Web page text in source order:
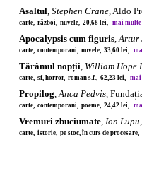
Asaltul, Stephen Crane, Aldo
carte, război, nuvele, 20,68 lei, mai multe
Apocalypsis cum figuris,Artur
carte, contemporani, nuvele, 33,60 lei,
Tărâmul nopții, William Hope
carte, sf, horror, roman s.f., 62,23 lei, mai
Propilog,Anca Pedvis,
carte, contemporani, poeme, 24,42 lei,
Vremuri zbuciumate, Ion Lupu
carte, istorie, pe stoc, în curs de procesare,